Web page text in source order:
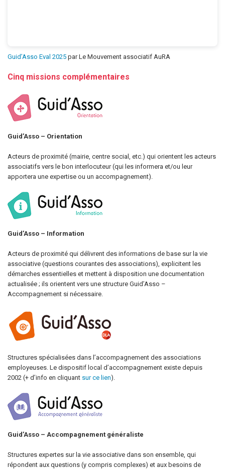
Guid’Asso Eval 2025 par Le Mouvement associatif AuRA
Cinq missions complémentaires
Guid’Asso – Orientation
Acteurs de proximité (mairie, centre social, etc.) qui orientent les acteurs
associatifs vers le bon interlocuteur (qui les informera et/ou leur
apportera une expertise ou un accompagnement).
Guid’Asso – Information
Acteurs de proximité qui délivrent des informations de base sur la vie
associative (questions courantes des associations), explicitent les
démarches essentielles et mettent à disposition une documentation
actualisée ; ils orientent vers une structure Guid’Asso –
Accompagnement si nécessaire.
Structures spécialisées dans l’accompagnement des associations
employeuses. Le dispositif local d’accompagnement existe depuis
2002 (+ d’info en cliquant sur ce lien).
Guid’Asso – Accompagnement généraliste
Structures expertes sur la vie associative dans son ensemble, qui
répondent aux questions (y compris complexes) et aux besoins de